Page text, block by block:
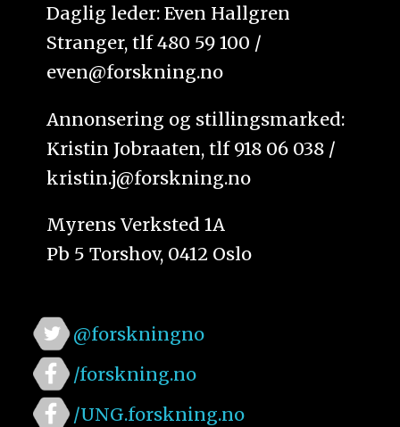
Daglig leder: Even Hallgren
Stranger, tlf 480 59 100 /
even@forskning.no
Annonsering og stillingsmarked:
Kristin Jobraaten, tlf 918 06 038 /
kristin.j@forskning.no
Myrens Verksted 1A
Pb 5 Torshov, 0412 Oslo
@forskningno
/forskning.no
/UNG.forskning.no